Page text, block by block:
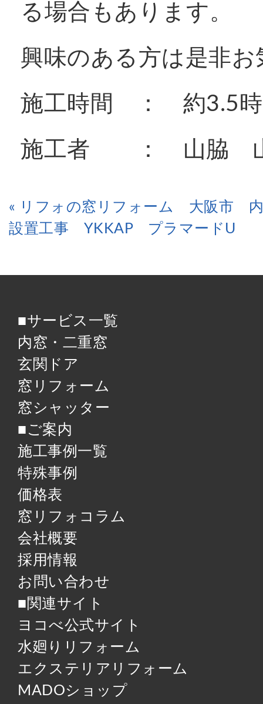
る場合もあります。
興味のある方は是非
施工時間 ： 約3.5
施工者 ： 山脇
« リフォの窓リフォーム 大阪市
設置工事 YKKAP プラマードU
■サービス一覧
内窓・二重窓
玄関ドア
窓リフォーム
窓シャッター
■ご案内
施工事例一覧
特殊事例
価格表
窓リフォコラム
会社概要
採用情報
お問い合わせ
■関連サイト
ヨコべ公式サイト
水廻りリフォーム
エクステリアリフォーム
MADOショップ